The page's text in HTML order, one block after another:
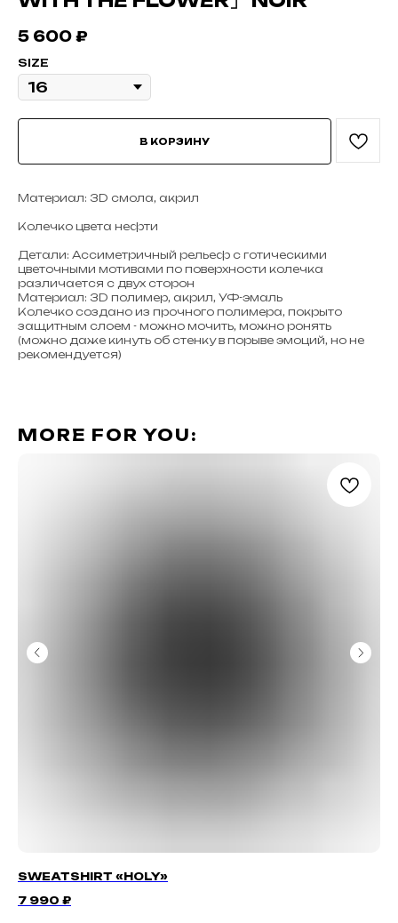
5 600 ₽
SIZE
В КОРЗИНУ
Материал: 3D смола, акрил
Колечко цвета нефти
Детали: Ассиметричный рельеф с готическими
цветочными мотивами по поверхности колечка
различается с двух сторон
Материал: 3D полимер, акрил, УФ-эмаль
Колечко создано из прочного полимера, покрыто
защитным слоем - можно мочить, можно ронять
(можно даже кинуть об стенку в порыве эмоций, но не
рекомендуется)
MORE FOR YOU:
SWEATSHIRT «HOLY»
7 990 ₽